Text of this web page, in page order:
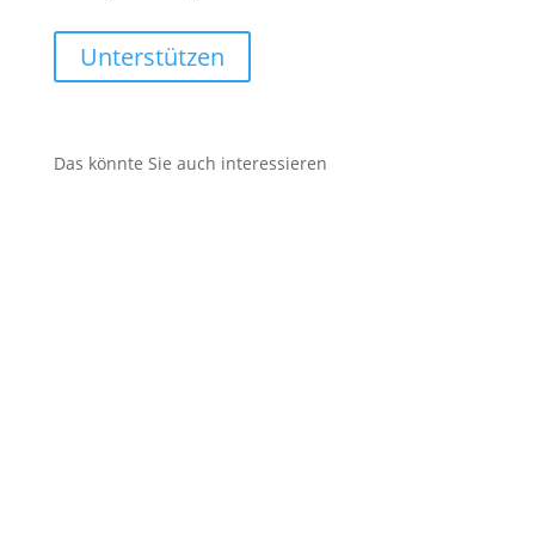
Unterstützen
Das könnte Sie auch interessieren